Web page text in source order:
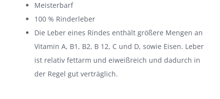
Hundepension
Ernährungsberatung
Über uns
Meisterbarf
100 % Rinderleber
Die Leber eines Rindes enthält größere Mengen an
Vitamin A, B1, B2, B 12, C und D, sowie Eisen. Leber
ist relativ fettarm und eiweißreich und dadurch in
der Regel gut verträglich.